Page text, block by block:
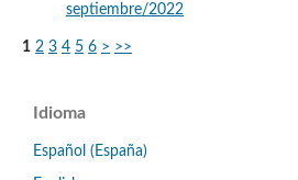
septiembre/2022
1 2 3 4 5 6 > >>
Idioma
Español (España)